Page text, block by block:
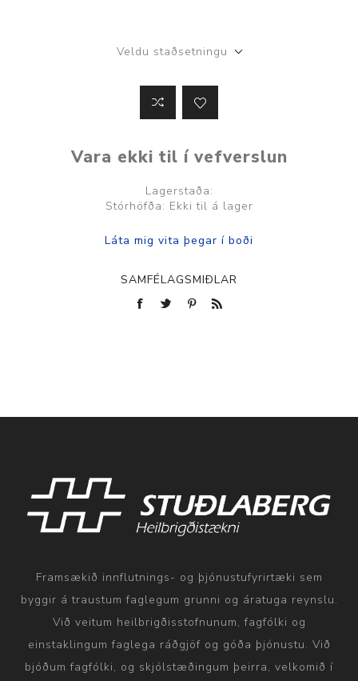
Veldu staðsetningu
Vara ekki til í vefverslun
Lagerstaða:
Stórhöfða: Ekki til á lager
SAMFÉLAGSMIÐLAR
Framsækið innflutnings- og þjónustufyrirtæki sem
byggir á traustum faglegum grunni og áratuga reynslu.
Við veitum heilbrigðisstofnunum, fagfólki og
einstaklingum faglega ráðgjöf og góða þjónustu. Við
bjóðum fagfólki, og skjólstæðingum þeirra, velkomið í